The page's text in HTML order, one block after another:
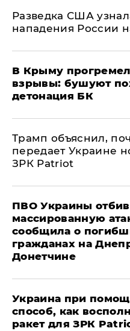
Разведка США
нападения России
В Крыму
взрывы: бушуют
детонация БК
Трамп объяснил,
передает Украине
ЗРК Patriot
ПВО Украины
массированную
сообщила о
гражданах на
Донетчине
Украина при
способ, как
ракет для ЗРК